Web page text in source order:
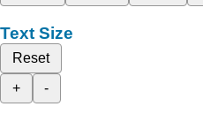
Text Size
Reset
+
-